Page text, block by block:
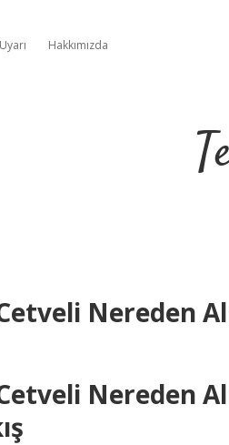
Hakkımızda
Nereden
Nereden